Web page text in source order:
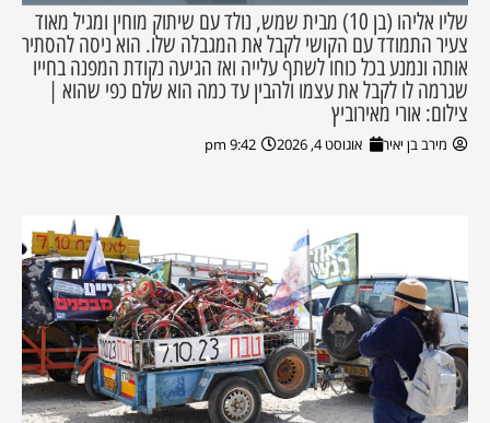
שליו אליהו (בן 10) מבית שמש, נולד עם שיתוק מוחין ומגיל מאוד
צעיר התמודד עם הקושי לקבל את המגבלה שלו. הוא ניסה להסתיר
אותה ונמנע בכל כוחו לשתף עלייה ואז הגיעה נקודת המפנה בחייו
שגרמה לו לקבל את עצמו ולהבין עד כמה הוא שלם כפי שהוא |
צילום: אורי מאירוביץ
מירב בן יאיר אוגוסט 4, 2026 9:42 pm